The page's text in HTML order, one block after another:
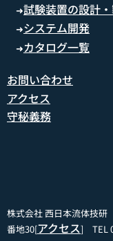
➜試験装置の設計
➜システム開発
➜カタログ一覧
お問い合わせ
アクセス
守秘義務
株式会社 西日本流体技
番地30[アクセス] TEL